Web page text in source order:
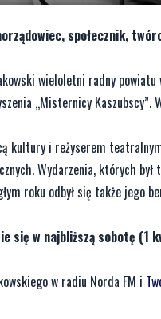
społecznik,
wieloletni radny
„Misternicy Kaszubscy”.
kultury i reżyserem
Wydarzenia, których
roku odbył się także jego
się w najbliższą sobotę
w radiu Norda FM i